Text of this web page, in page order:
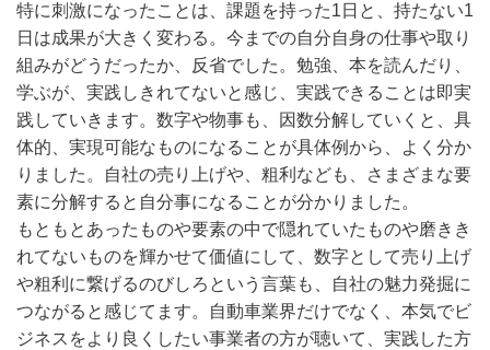
特に刺激になったことは、課題を持った1日と、持たない1
日は成果が大きく変わる。今までの自分自身の仕事や取り
組みがどうだったか、反省でした。勉強、本を読んだり、
学ぶが、実践しきれてないと感じ、実践できることは即実
践していきます。数字や物事も、因数分解していくと、具
体的、実現可能なものになることが具体例から、よく分か
りました。自社の売り上げや、粗利なども、さまざまな要
素に分解すると自分事になることが分かりました。
もともとあったものや要素の中で隠れていたものや磨きき
れてないものを輝かせて価値にして、数字として売り上げ
や粗利に繋げるのびしろという言葉も、自社の魅力発掘に
つながると感じてます。自動車業界だけでなく、本気でビ
ジネスをより良くしたい事業者の方が聴いて、実践した方